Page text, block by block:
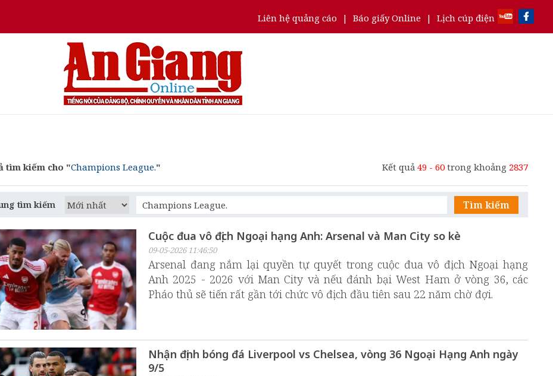
Liên hệ quảng cáo | Báo giấy Online | Lịch cúp điện
tìm kiếm cho "Champions League." Kết quả 49 - 60 trong khoảng 2837
tìm kiếm Tìm kiếm
Cuộc đua vô địch Ngoại hạng Anh: Arsenal và Man City so kè
09-05-2026 11:46:50
Arsenal đang nắm lại quyền tự quyết trong cuộc đua vô địch Ngoại hạng
Anh 2025 - 2026 với Man City và nếu đánh bại West Ham ở vòng 36, các
Pháo thủ sẽ tiến rất gần tới chức vô địch đầu tiên sau 22 năm chờ đợi.
Nhận định bóng đá Liverpool vs Chelsea, vòng 36 Ngoại Hạng Anh ngày
9/5